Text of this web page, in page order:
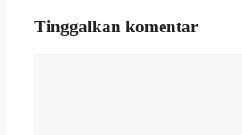
Tinggalkan komentar